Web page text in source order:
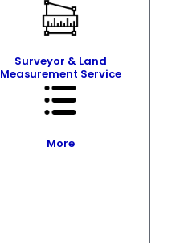
Surveyor & Land
Measurement Service
More